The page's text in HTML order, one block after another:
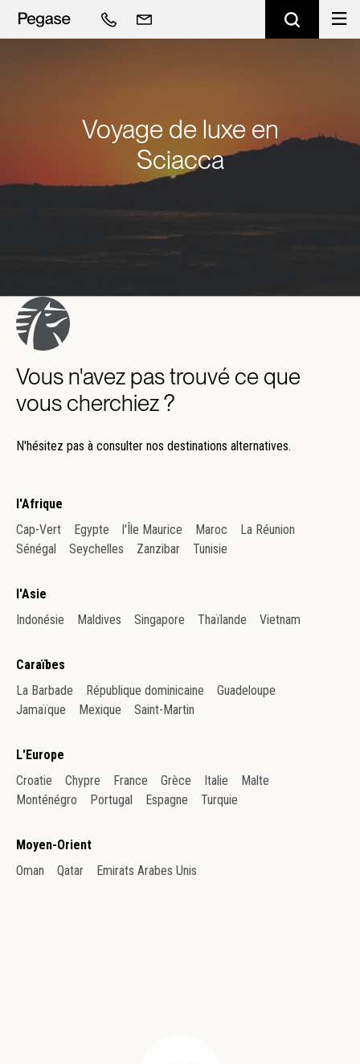
Voyage de luxe en
Sciacca
Vous n'avez pas trouvé ce que
vous cherchiez ?
N'hésitez pas à consulter nos destinations alternatives.
l'Afrique
Cap-Vert
Egypte l'Île Maurice Maroc
La Réunion
Sénégal
Seychelles Zanzibar Tunisie
l'Asie
Indonésie
Maldives Singapore Thaïlande Vietnam
Caraïbes
La Barbade
République dominicaine
Guadeloupe
Jamaïque
Mexique Saint-Martin
L'Europe
Croatie
Chypre France Grèce Italie
Malte
Monténégro
Portugal Espagne Turquie
Moyen-Orient
Oman
Qatar Emirats Arabes Unis